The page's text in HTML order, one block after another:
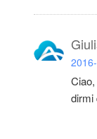
dirmi